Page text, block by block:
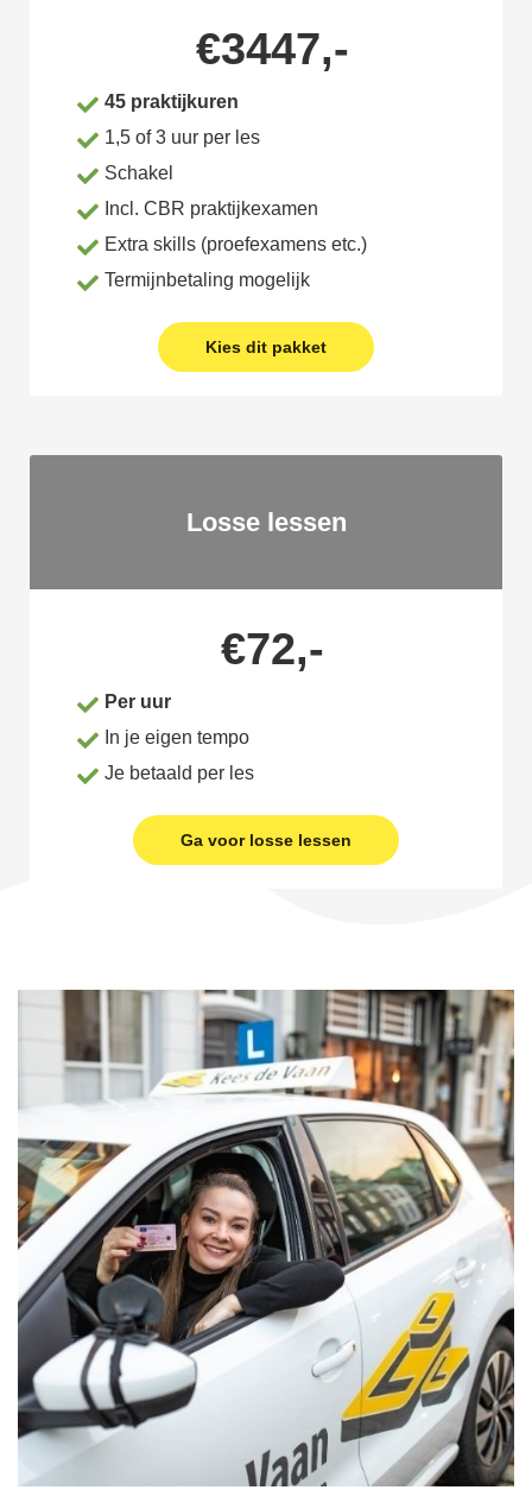
€3447,-
45 praktijkuren
1,5 of 3 uur per les
Schakel
Incl. CBR praktijkexamen
Extra skills (proefexamens etc.)
Termijnbetaling mogelijk
Kies dit pakket
Losse lessen
€72,-
Per uur
In je eigen tempo
Je betaald per les
Ga voor losse lessen